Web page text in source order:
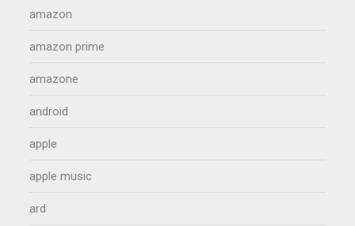
amazon
amazon prime
amazone
android
apple
apple music
ard